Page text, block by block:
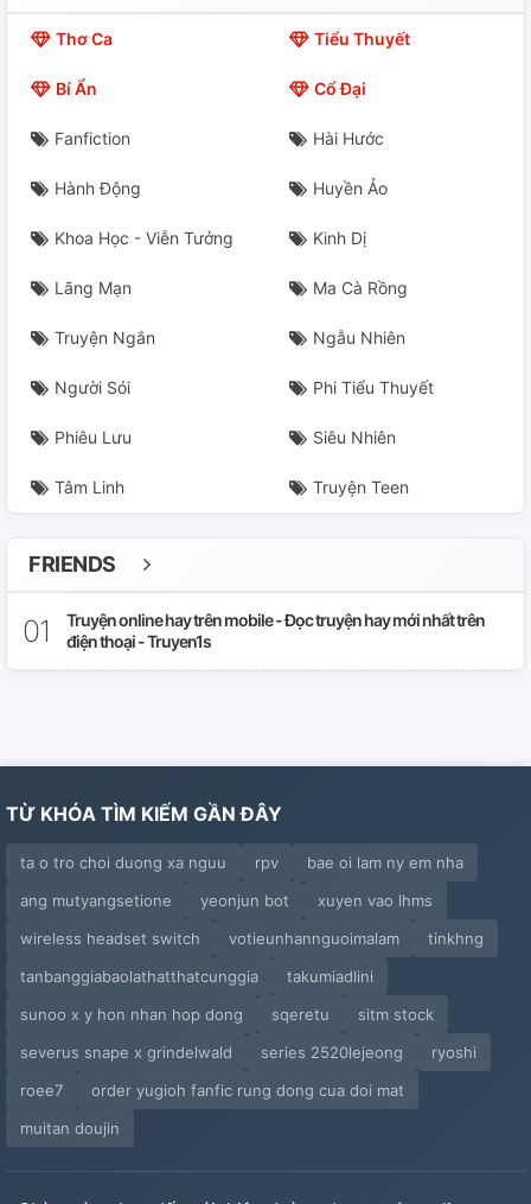
Chương 22: Cảnh Cáo
Chương 26: Đi Vào (h)
Chương 27: Hung Hăng " Yêu" (h)
Chương 28 : Chỉ Có Em (h)
Chương 29:Thêm Lần Nữa(h)
Chương 30: Yêu Lần Nữa (h)
Chương 31: Xuất Vào Trong (h)
Chương 33: Kẻ Quấy Rối
Chương 34: Jisoo Rời Đi
Chương 37: Chị, Nhường Anh Rể Cho Em!
Chương 38: Hóa Ra Chỉ Là Trêu Đùa
Chương 40: Thiên Duyên Tiền Định
Chương 41: Làm Càn Nơi Thanh Tịnh
Chương 42: Trầm Luân Nơi Thanh Tịnh (h)
Chương 43: Làm Càn Nơi Thanh Tịnh (h)
Thơ Ca Tiểu Thuyết
Bí Ẩn Cổ Đại
Fanfiction Hài Hước
Hành Động Huyền Ảo
Khoa Học - Viễn Tưởng Kinh Dị
Lãng Mạn Ma Cà Rồng
Truyện Ngắn Ngẫu Nhiên
Người Sói Phi Tiểu Thuyết
Phiêu Lưu Siêu Nhiên
Tâm Linh Truyện Teen
FRIENDS
Truyện online hay trên mobile - Đọc truyện hay mới nhất trên
điện thoại - Truyen1s
TỪ KHÓA TÌM KIẾM GẦN ĐÂY
ta o tro choi duong xa nguu rpv
bae oi lam ny em nha
ang mutyangsetione
yeonjun bot
xuyen vao lhms
wireless headset switch
votieunhannguoimalam
tinkhng
tanbanggiabaolathatthatcunggia
takumiadlini
sunoo x y hon nhan hop dong
sqeretu
sitm stock
severus snape x grindelwald
series 2520lejeong
ryoshi
roee7
order yugioh fanfic rung dong cua doi mat
muitan doujin